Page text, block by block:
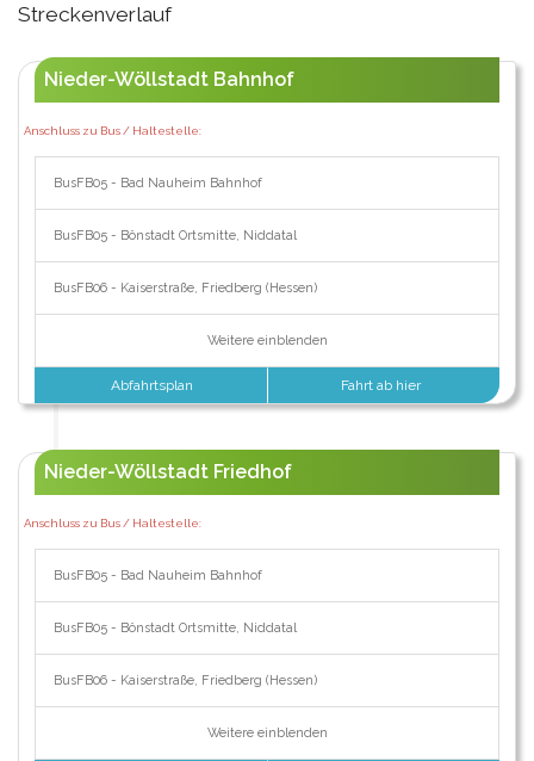
Streckenverlauf
Nieder-Wöllstadt Bahnhof
Anschluss zu Bus / Haltestelle:
BusFB05 - Bad Nauheim Bahnhof
BusFB05 - Bönstadt Ortsmitte, Niddatal
BusFB06 - Kaiserstraße, Friedberg (Hessen)
Weitere einblenden
Abfahrtsplan Fahrt ab hier
Nieder-Wöllstadt Friedhof
Anschluss zu Bus / Haltestelle:
BusFB05 - Bad Nauheim Bahnhof
BusFB05 - Bönstadt Ortsmitte, Niddatal
BusFB06 - Kaiserstraße, Friedberg (Hessen)
Weitere einblenden